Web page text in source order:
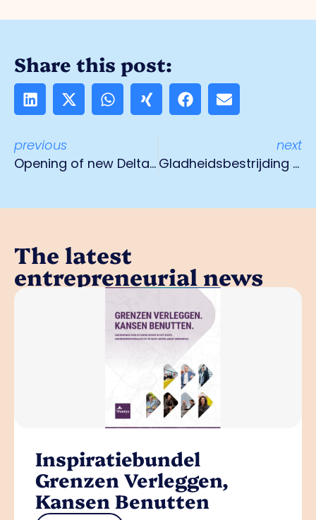
Share this post:
previous
Opening of new DeltaStar Nutrients building
next
Gladheidsbestrijding mogelijk gemaakt door BIZ
The latest
entrepreneurial news
Inspiratiebundel
Grenzen Verleggen,
Kansen Benutten